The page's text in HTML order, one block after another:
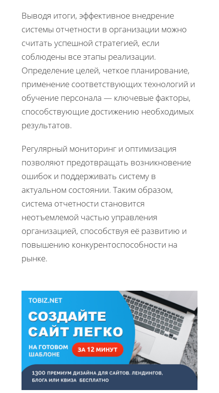
Выводя итоги, эффективное внедрение
системы отчетности в организации можно
считать успешной стратегией, если
соблюдены все этапы реализации.
Определение целей, четкое планирование,
применение соответствующих технологий и
обучение персонала — ключевые факторы,
способствующие достижению необходимых
результатов.
Регулярный мониторинг и оптимизация
позволяют предотвращать возникновение
ошибок и поддерживать систему в
актуальном состоянии. Таким образом,
система отчетности становится
неотъемлемой частью управления
организацией, способствуя её развитию и
повышению конкурентоспособности на
рынке.